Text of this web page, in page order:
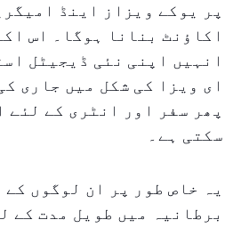
پر یوکے ویزاز اینڈ
اکاؤنٹ بنانا ہوگا۔ اس
انہیں اپنی نئی ڈیجیٹل
ای ویزا کی شکل میں جاری
پھر سفر اور انٹری کے لئے
سکتی ہے۔
یہ خاص طور پر ان لوگوں کے
برطانیہ میں طویل مدت کے